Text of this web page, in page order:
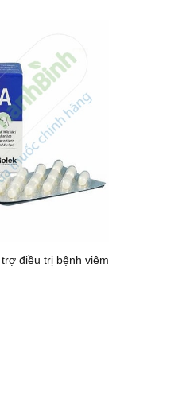
điều trị bệnh viêm